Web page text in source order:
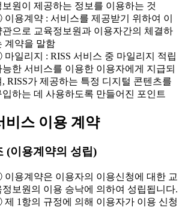
보원이 제공하는 정보를 이용하는 것
용계약 : 서비스를 제공받기 위하여 이
관으로 교육정보원과 이용자간의 체결하
계약을 말함
일리지 : RISS 서비스 중 마일리지 적립
능한 서비스를 이용한 이용자에게 지급되
, RISS가 제공하는 특정 디지털 콘텐츠를
입하는 데 사용하도록 만들어진 포인트
비스 이용 계약
(이용계약의 성립)
용계약은 이용자의 이용신청에 대한 교
정보원의 이용 승낙에 의하여 성립됩니다.
1항의 규정에 의해 이용자가 이용 신청